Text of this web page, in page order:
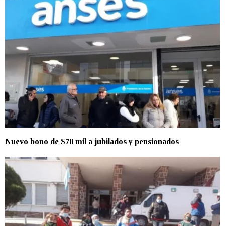
Nuevo bono de $70 mil a jubilados y pensionados